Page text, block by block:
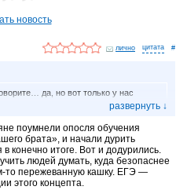
новость
лично #
да, но вот только у нас
только военными да несколько
а в Америке уже тогда телевизор
домах, хотя и магнатов правда…
телетанков найдет ограниченное
можно легко глушить. И что
беспилотного самолета
этот шовинизм, американцы и в
лучше, чем мы…
поумнели опосля обучения
брата», и начали дурить
конечно итоге. Вот и додурились.
людей думать, куда безопаснее
то пережеванную кашку. ЕГЭ —
этого концепта.